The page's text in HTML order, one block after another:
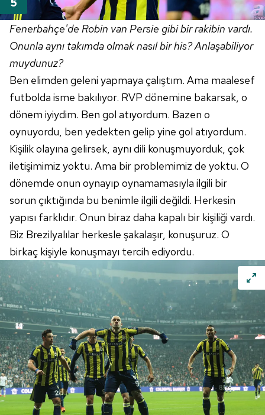
Fenerbahçe'de Robin van Persie gibi bir rakibin vardı.
Onunla aynı takımda olmak nasıl bir his? Anlaşabiliyor
muydunuz?
Ben elimden geleni yapmaya çalıştım. Ama maalesef
futbolda isme bakılıyor. RVP dönemine bakarsak, o
dönem iyiydim. Ben gol atıyordum. Bazen o
oynuyordu, ben yedekten gelip yine gol atıyordum.
Kişilik olayına gelirsek, aynı dili konuşmuyorduk, çok
iletişimimiz yoktu. Ama bir problemimiz de yoktu. O
dönemde onun oynayıp oynamamasıyla ilgili bir
sorun çıktığında bu benimle ilgili değildi. Herkesin
yapısı farklıdır. Onun biraz daha kapalı bir kişiliği vardı.
Biz Brezilyalılar herkesle şakalaşır, konuşuruz. O
birkaç kişiyle konuşmayı tercih ediyordu.